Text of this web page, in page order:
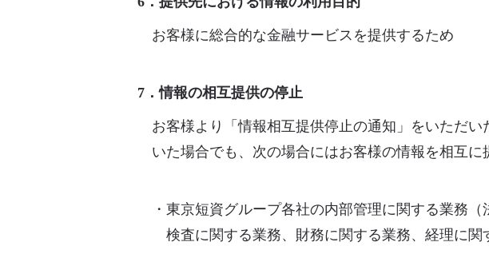
お客様に総合的な金融サービスを提供するため
7．情報の相互提供の停止
お客様より「情報相互提供停止の通知」をいただ
いた場合でも、次の場合にはお客様の情報を相互
・東京短資グループ各社の内部管理に関する業務
検査に関する業務、財務に関する業務、経理に